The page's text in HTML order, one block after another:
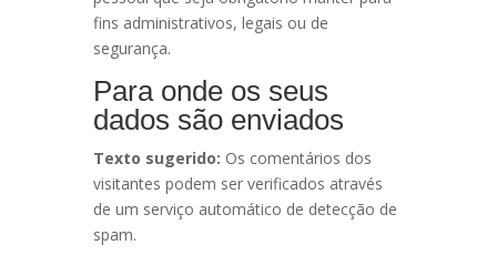
fins administrativos, legais ou de
segurança.
Para onde os seus
dados são enviados
Texto sugerido: Os comentários dos
visitantes podem ser verificados através
de um serviço automático de detecção de
spam.